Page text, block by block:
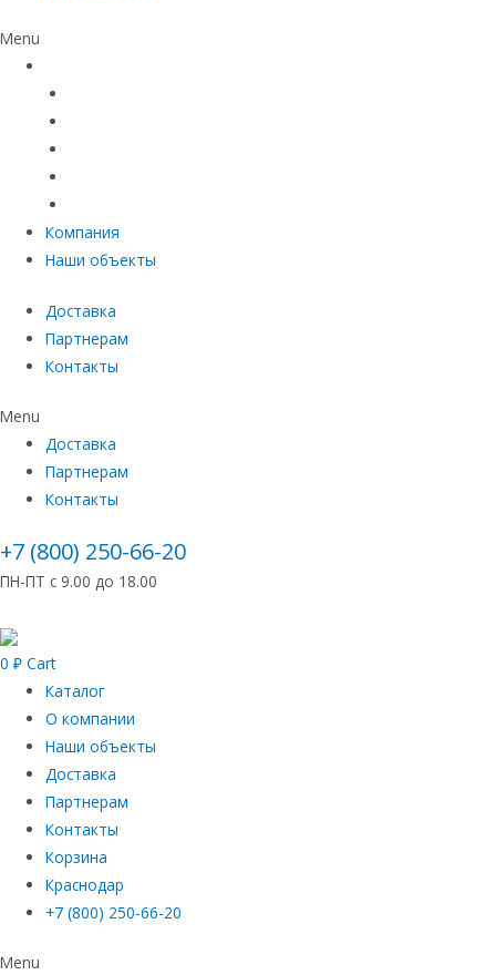
Menu
Компания
Наши объекты
Доставка
Партнерам
Контакты
Menu
Доставка
Партнерам
Контакты
+7 (800) 250-66-20
ПН-ПТ с 9.00 до 18.00
0 ₽ Cart
Каталог
О компании
Наши объекты
Доставка
Партнерам
Контакты
Корзина
Краснодар
+7 (800) 250-66-20
Menu